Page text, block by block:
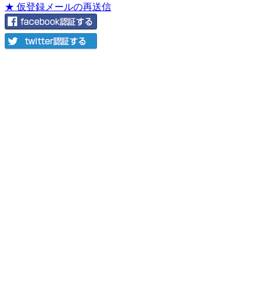
★ 仮登録メールの再送信